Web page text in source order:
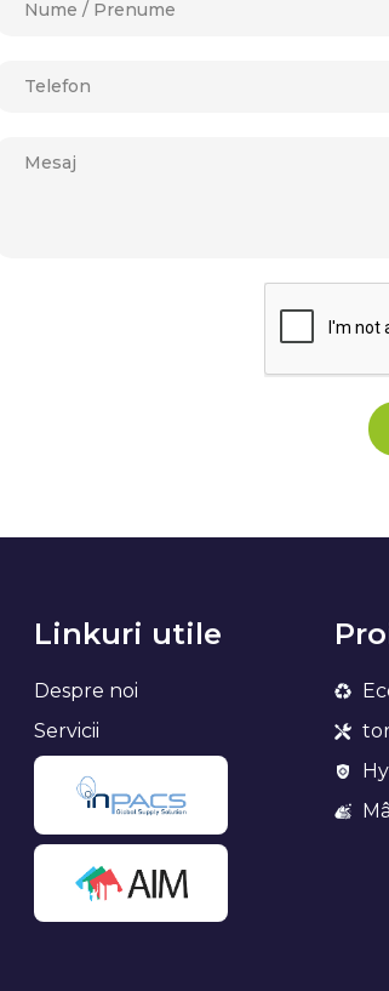
Linkuri utile
Despre noi
Servicii